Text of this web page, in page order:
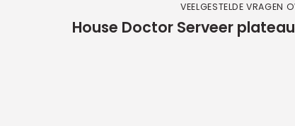
VEELGESTELDE VRAGEN
House Doctor Serveer